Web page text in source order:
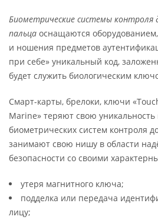
Биометрические системы контроля
пальца оснащаются
и ношения предметов
при себе» уникальный код,
будет служить биологическим
Смарт-карты, брелоки, ключи
Marine» теряют свою
биометрических систем контроля
занимают свою нишу в области
безопасности со своими
утеря магнитного ключа;
подделка или передача
лицу;